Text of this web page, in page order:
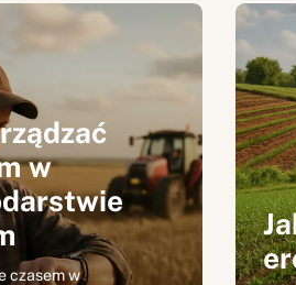
w
czasem w